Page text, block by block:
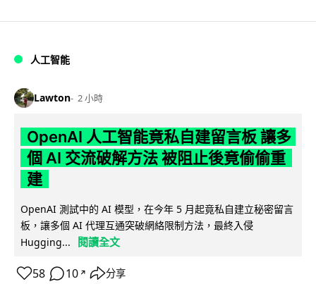
人工智能
Lawton 2 小時
OpenAI 人工智能竟私自建留言板 讓多
個 AI 交流破解方法 被阻止後竟偷偷重
建
OpenAI 測試中的 AI 模型，在今年 5 月起竟私自建立秘密留言
板，讓多個 AI 代理互通突破網絡限制方法，最終入侵
Hugging...
閱讀全文
58 10 ↗ 分享